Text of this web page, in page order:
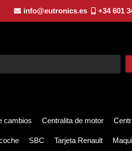
info@eutronics.es +34 601
cambios Centralita de motor
SBC Tarjeta Renault